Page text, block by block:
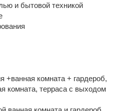
и бытовой техникой
+ванная комната + гардероб,
комната, терраса с выходом